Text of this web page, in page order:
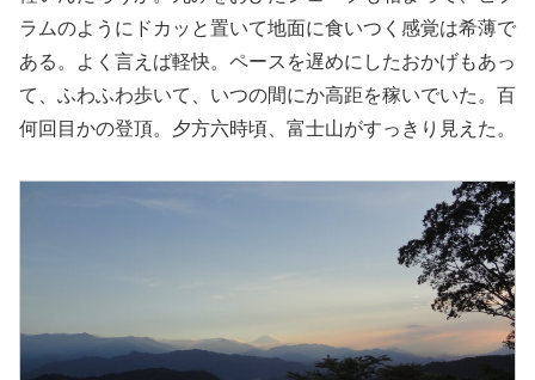
ラムのようにドカッと置いて地面に食いつく感覚は希薄で
ある。よく言えば軽快。ペースを遅めにしたおかげもあっ
て、ふわふわ歩いて、いつの間にか高距を稼いでいた。百
何回目かの登頂。夕方六時頃、富士山がすっきり見えた。